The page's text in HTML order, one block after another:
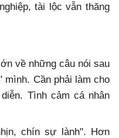
tài lộc vẫn thăng
về những câu nói sau
Cần phải làm cho
Tình cảm cá nhân
chín sự lành". Hơn